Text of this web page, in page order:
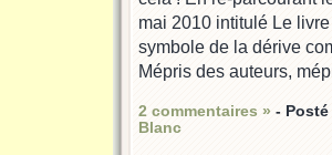
mai 2010 intitulé Le
symbole de la dérive
Mépris des auteurs,
2 commentaires » -
Blanc